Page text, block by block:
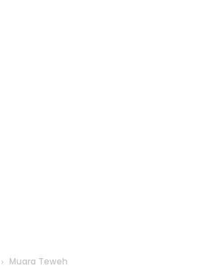
Muara Teweh